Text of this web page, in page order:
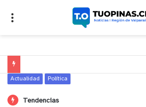
Actualidad Política
Tendencias